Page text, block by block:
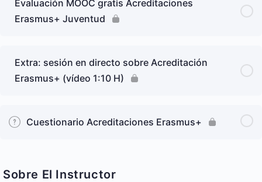
Evaluación MOOC gratis Acreditaciones
Erasmus+ Juventud
Extra: sesión en directo sobre Acreditación
Erasmus+ (vídeo 1:10 H)
Cuestionario Acreditaciones Erasmus+
Sobre El Instructor